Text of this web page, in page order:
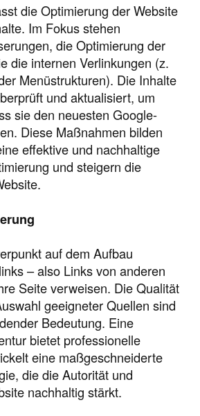
die Optimierung der Website
Im Fokus stehen
die Optimierung der
die internen Verlinkungen (z.
Menüstrukturen). Die Inhalte
und aktualisiert, um
sie den neuesten Google-
Diese Maßnahmen bilden
effektive und nachhaltige
und steigern die
auf dem Aufbau
– also Links von anderen
Seite verweisen. Die Qualität
geeigneter Quellen sind
Bedeutung. Eine
bietet professionelle
eine maßgeschneiderte
die die Autorität und
nachhaltig stärkt.